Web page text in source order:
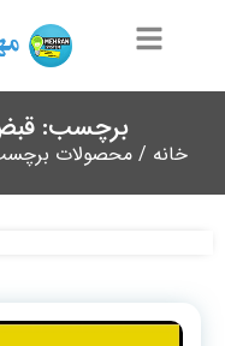
برچسب: قبض
خانه / محصولات برچسب